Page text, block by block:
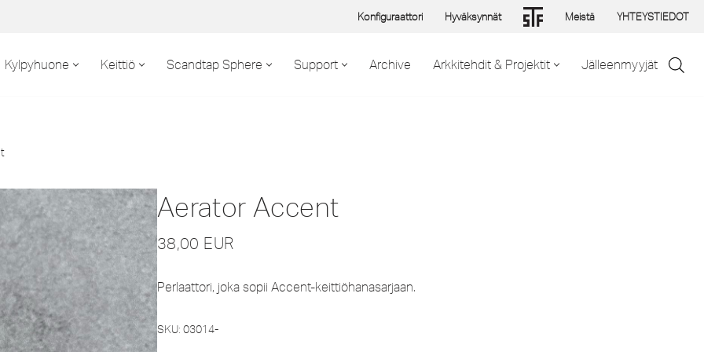
Konfiguraattori Hyväksynnät Meistä YHTEYSTIEDOT
Kylpyhuone Keittiö Scandtap Sphere Support Archive Arkkitehdit & Projektit Jälleenmyyjät
Aerator Accent
38,00 EUR
Perlaattori, joka sopii Accent-keittiöhanasarjaan.
SKU: 03014-